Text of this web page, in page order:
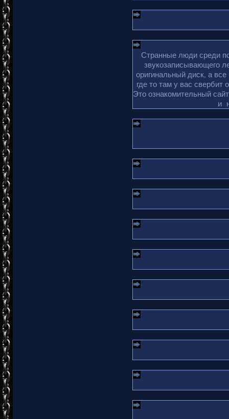
Странные люди среди
звукозаписывающего
оригинальный диск, а
где то там у вас свербит
Это ознакомительный
и